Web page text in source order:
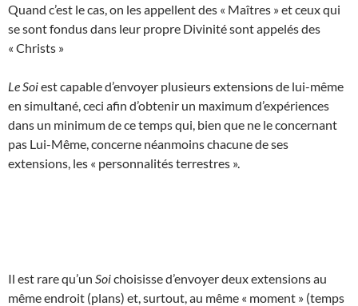
Quand c’est le cas, on les appellent des « Maîtres » et ceux qui
se sont fondus dans leur propre Divinité sont appelés des
« Christs »
Le Soiest capable d’envoyer plusieurs extensions de lui-même
en simultané, ceci afin d’obtenir un maximum d’expériences
dans un minimum de ce temps qui, bien que ne le concernant
pas Lui-Même, concerne néanmoins chacune de ses
extensions, les « personnalités terrestres ».
Il est rare qu’un Soichoisisse d’envoyer deux extensions au
même endroit (plans) et, surtout, au même « moment » (temps